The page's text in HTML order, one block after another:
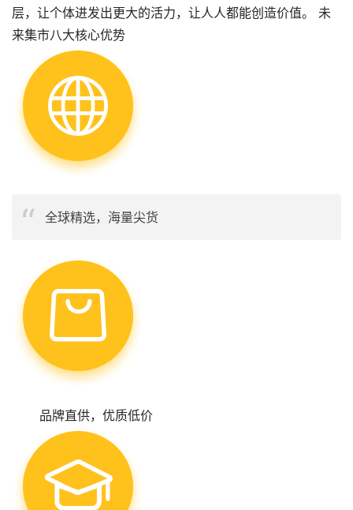
层，让个体进发出更大的活力，让人人都能创造价值。 未
来集市八大核心优势
全球精选，海量尖货
品牌直供，优质低价